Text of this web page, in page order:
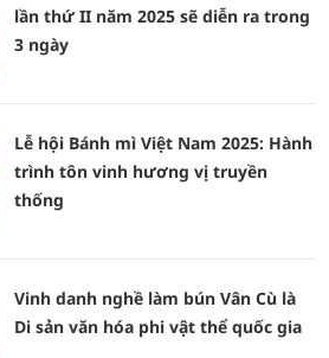
lần thứ II năm 2025 sẽ diễn ra trong
3 ngày
Lễ hội Bánh mì Việt Nam 2025: Hành
trình tôn vinh hương vị truyền
thống
Vinh danh nghề làm bún Vân Cù là
Di sản văn hóa phi vật thể quốc gia